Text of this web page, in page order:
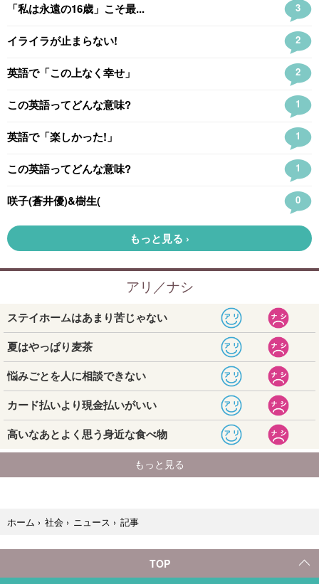
ホーム › 社会 › ニュース › 記事
TOP